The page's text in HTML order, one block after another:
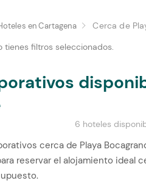
en Cartagena Cerca de
tienes filtros seleccionados.
6 hoteles
cerca de Playa
reservar el alojamiento ideal